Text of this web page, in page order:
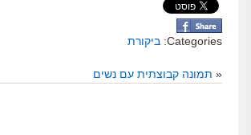
Categories: ביקורת
« תמונה קבוצתית עם נשים